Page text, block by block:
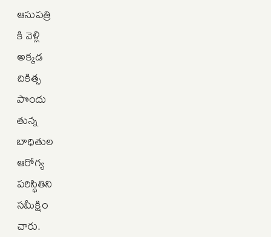
ఆసుపత్రి
కి వెళ్లి
అక్కడ
చికిత్స
పొందు
తున్న
బాధితుల
ఆరోగ్య
పరిస్థితిని
సమీక్షిం
చారు.